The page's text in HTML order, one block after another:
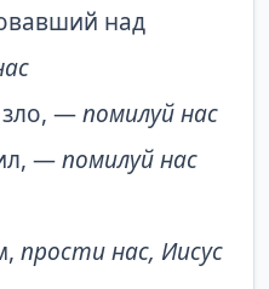
над
—помилуй нас
—помилуй нас
прости нас, Иисус